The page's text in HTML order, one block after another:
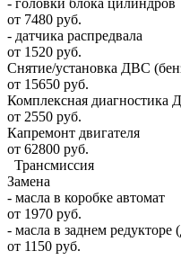
от 7480 руб.
- датчика распредвала
от 1520 руб.
Снятие/установка ДВС
от 15650 руб.
Комплексная диагностика
от 2550 руб.
Капремонт двигателя
от 62800 руб.
Трансмиссия
Замена
- масла в коробке автомат
от 1970 руб.
- масла в заднем редукторе
от 1150 руб.